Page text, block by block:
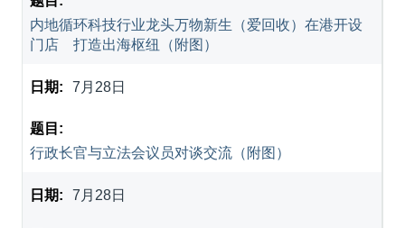
内地循环科技行业龙头万物新生（爱回收）在港开设
门店 打造出海枢纽（附图）
7月28日
行政长官与立法会议员对谈交流（附图）
7月28日